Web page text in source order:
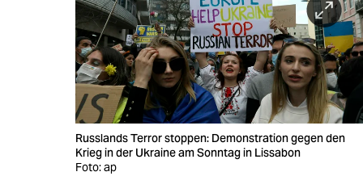
veranstaltungen
Russlands Terror stoppen: Demonstration gegen den
Krieg in der Ukraine am Sonntag in Lissabon
Foto: ap